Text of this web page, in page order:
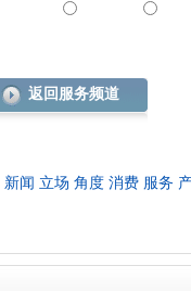
返回服务频道
新闻 立场 角度 消费 服务